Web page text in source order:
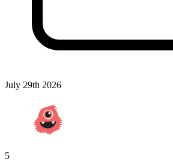
July 29th 2026
5